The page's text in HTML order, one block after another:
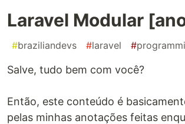
Laravel Modular
#braziliandevs #laravel #
Salve, tudo bem com você?
Então, este conteúdo é
pelas minhas anotações feitas